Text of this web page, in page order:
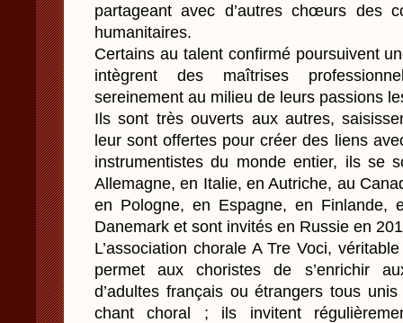
partageant avec d’autres chœurs des
humanitaires.
Certains au talent confirmé poursuivent
intègrent des maîtrises
sereinement au milieu de leurs passions
Ils sont très ouverts aux autres,
leur sont offertes pour créer des liens
instrumentistes du monde entier, ils se
Allemagne, en Italie, en Autriche, au
en Pologne, en Espagne, en Finlande,
Danemark et sont invités en Russie en
L’association chorale A Tre Voci,
permet aux choristes de s’enrichir
d’adultes français ou étrangers tous
chant choral ; ils invitent